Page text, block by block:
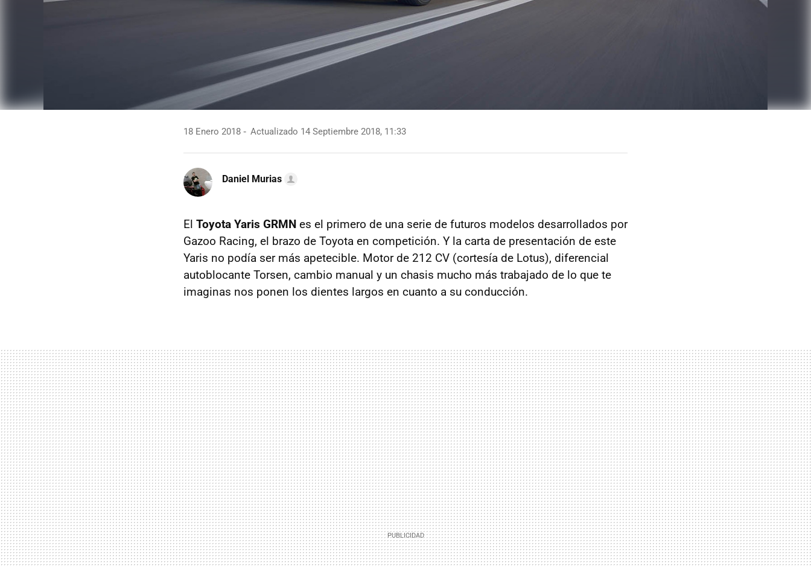
18 Enero 2018 Actualizado 14 Septiembre 2018, 11:33
Daniel Murias
El Toyota Yaris GRMN es el primero de una serie de futuros modelos desarrollados por
Gazoo Racing, el brazo de Toyota en competición. Y la carta de presentación de este
Yaris no podía ser más apetecible. Motor de 212 CV (cortesía de Lotus), diferencial
autoblocante Torsen, cambio manual y un chasis mucho más trabajado de lo que te
imaginas nos ponen los dientes largos en cuanto a su conducción.